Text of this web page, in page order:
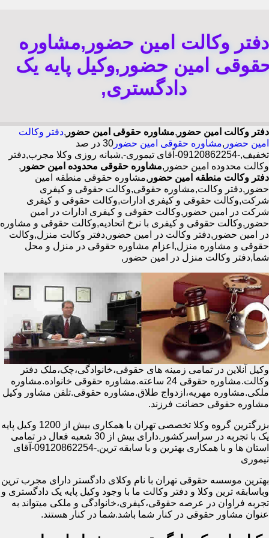
دفتر وکالت امین حضور,مشاوره
امین حضور,وکیل پایه یک
دادگستری,
دفتر وکالت امین حضور ,مشاوره حقوقی امین حضور ,دفتر وکالت
امین حضور ,مشاوره حقوقی امین حضور
30 در صد
تخفیف,-09120862254-آقای تیموری-,شبانه روزی وکلا مجرب,دفتر
وکالت محدوده امین حضور,مشاوره حقوقی محدوده امین حضور ,
دفتر وکالت منطقه امین حضور ,مشاوره حقوقی منطقه امین
حضور,دفتر وکالت,مشاوره حقوقی,وکالت حقوقی و کیفری
شرکت,وکالت حقوقی و کیفری ادارات,وکالت حقوقی و کیفری
شرکت در امین حضور,وکالت حقوقی و کیفری ادارات در امین
حضور,وکالت حقوقی و کیفری با نرخ اتحادیه,وکالت حقوقی و مشاوره
در امین حضور,دفتر وکالت در امین حضور,دفتر وکالت منزل,وکالت
حقوقی و مشاوره منزل,اعزام مشاوره حقوقی در منزل و محل
شما,دفتر وکالت منزل در امین حضور,
وکیل آنلاین در تمامی زمینه های حقوقی،خانوادگی،چک،ملک دفتر
وکالت.مشاوره حقوقی 24 ساعته.مشاوره حقوقی خانواده.مشاوره
ملکی.مشاوره مهریه،ازدواج طلاق.مشاوره حقوقی.تلفن مشاور وکیل
مشاوره حقوقی حضانت فرزند.
بزرگترین گروه وکلا تخصصی تهران با همکاری بیش از 1200 وکیل پایه
یک با تجربه در سراسرکشور.دارای بیش از 30 شعبه فعال در تمامی
استان ها و با همکاری بهترین و با سابقه ترین,-09120862254-آقای
تیموری
بهترین موسسه حقوقی تهران با نام وکلای دادگستر دارای مجرب ترین
وباسابقه ترین وکلا و دفتر وکالت ما با وجود وکیل پایه یک دادگستری و
تجربه فراوان در عرصه حقوقی،کیفری،خانوادگی و ملکی میتواند به
عنوان مشاور حقوقی در کنار شما باشد.شما در کنار هستند.